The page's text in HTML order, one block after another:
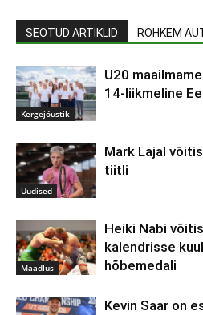
SEOTUD ARTIKLID ROHKEM
Kergejõustik
U20
14-liikmeline
Uudised
Mark Lajal
tiitli
Maadlus
Heiki Nabi
kalendrisse
hõbemedali
Kevin Saar on